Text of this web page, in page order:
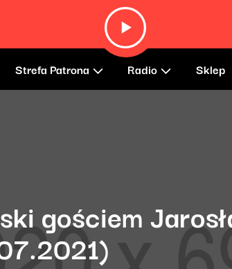
Strefa Patrona Radio Sklep
gościem